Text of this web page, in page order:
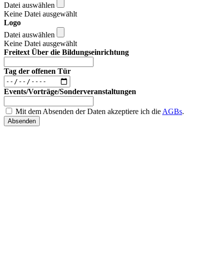
Datei auswählen
Keine Datei ausgewählt
Logo
Datei auswählen
Keine Datei ausgewählt
Freitext Über die Bildungseinrichtung
Tag der offenen Tür
Events/Vorträge/Sonderveranstaltungen
Mit dem Absenden der Daten akzeptiere ich die AGBs.
Absenden